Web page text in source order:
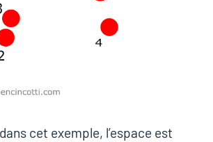
cet exemple, l’espace est